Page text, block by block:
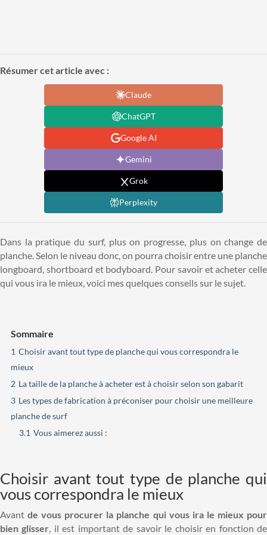
Résumer cet article avec :
Claude
ChatGPT
Google AI
Gemini
Grok
Perplexity
Dans la pratique du surf, plus on progresse, plus on change de
planche. Selon le niveau donc, on pourra choisir entre une planche
longboard, shortboard et bodyboard. Pour savoir et acheter celle
qui vous ira le mieux, voici mes quelques conseils sur le sujet.
Sommaire
1 Choisir avant tout type de planche qui vous correspondra le
mieux
2 La taille de la planche à acheter est à choisir selon son gabarit
3 Les types de fabrication à préconiser pour choisir une meilleure
planche de surf
3.1 Vous aimerez aussi :
Choisir avant tout type de planche qui
vous correspondra le mieux
Avantde vous procurer la planche qui vous ira le mieux pour
bien glisser, il est important de savoir le choisir en fonction de